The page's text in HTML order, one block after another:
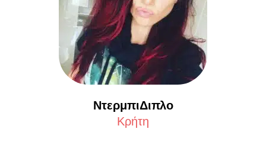
ΝτερμπιΔιπλο
Κρήτη